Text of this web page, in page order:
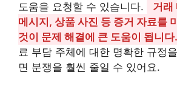
도움을 요청할 수 있습니다.
거래
메시지, 상품 사진 등 증거 자료를
것이 문제 해결에 큰 도움이 됩니다.
료 부담 주체에 대한 명확한 규정
면 분쟁을 훨씬 줄일 수 있어요.